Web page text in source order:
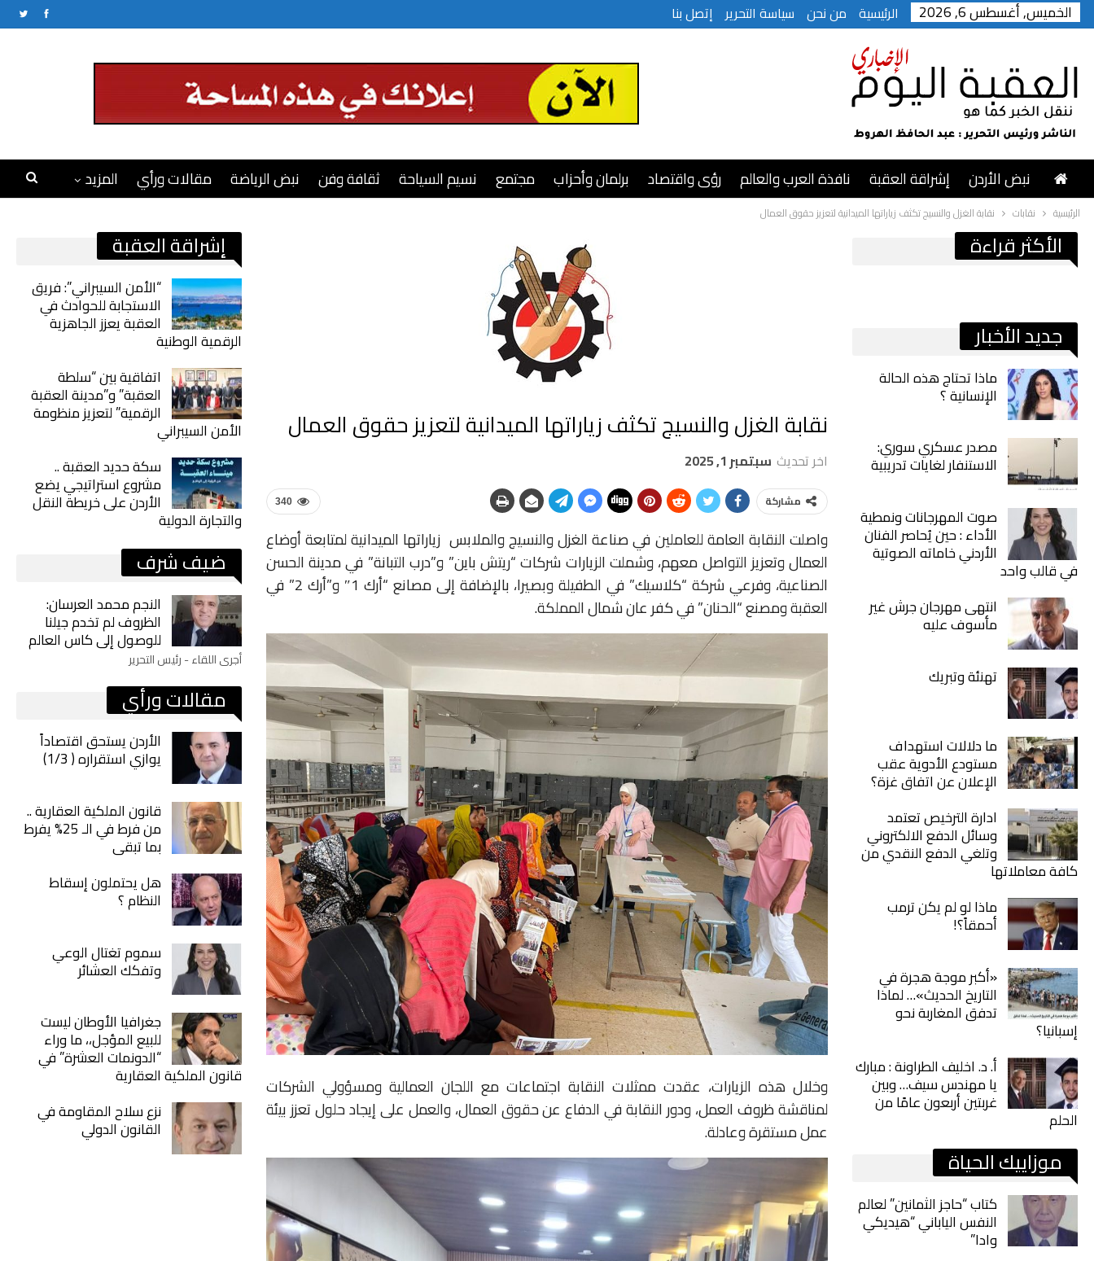
الخميس, أغسطس 6, 2026 الرئيسية من نحن سياسة التحرير إتصل بنا
نبض الأردن إشراقة العقبة نافذة العرب والعالم رؤى واقتصاد برلمان وأحزاب مجتمع نسيم السياحة ثقافة وفن نبض الرياضة مقالات ورأي المزيد
الرئيسية نقابات نقابة الغزل والنسيج تكثف زياراتها الميدانية لتعزيز حقوق العمال
نقابة الغزل والنسيج تكثف زياراتها الميدانية لتعزيز حقوق العمال
اخر تحديث سبتمبر 1, 2025
340 مشاركة
واصلت النقابة العامة للعاملين في صناعة الغزل والنسيج والملابس زياراتها الميدانية لمتابعة أوضاع
العمال وتعزيز التواصل معهم، وشملت الزيارات شركات “ريتش باين” و”درب التبانة” في مدينة الحسن
الصناعية، وفرعي شركة “كلاسيك” في الطفيلة وبصيرا، بالإضافة إلى مصانع “أرك 1″ و”أرك 2” في
العقبة ومصنع “الحنان” في كفر عان شمال المملكة.
وخلال هذه الزيارات، عقدت ممثلات النقابة اجتماعات مع اللجان العمالية ومسؤولي الشركات
لمناقشة ظروف العمل، ودور النقابة في الدفاع عن حقوق العمال، والعمل على إيجاد حلول تعزز بيئة
عمل مستقرة وعادلة.
إشراقة العقبة
“الأمن السيبراني”: فريق
الاستجابة للحوادث في
العقبة يعزز الجاهزية
الرقمية الوطنية
اتفاقية بين “سلطة
العقبة” و”مدينة العقبة
الرقمية” لتعزيز منظومة
الأمن السيبراني
سكة حديد العقبة ..
مشروع استراتيجي يضع
الأردن على خريطة النقل
والتجارة الدولية
ضيف شرف
النجم محمد العرسان:
الظروف لم تخدم جيلنا
للوصول إلى كاس العالم
أجرى اللقاء - رئيس التحرير
مقالات ورأي
الأردن يستحق اقتصاداً
يوازي استقراره ( 1/3)
قانون الملكية العقارية ..
من فرط في الـ 25% يفرط
بما تبقى
هل يحتملون إسقاط
النظام ؟
سموم تغتال الوعي
وتفكك العشائر
جغرافيا الأوطان ليست
للبيع المؤجل،، ما وراء
“الدونمات العشرة” في
قانون الملكية العقارية
نزع سلاح المقاومة في
القانون الدولي
الأكثر قراءة
جديد الأخبار
ماذا تحتاج هذه الحالة
الإنسانية ؟
مصدر عسكري سوري:
الاستنفار لغايات تدريبية
صوت المهرجانات ونمطية
الأداء : حين يُحاصر الفنان
الأردني خاماته الصوتية
في قالب واحد
انتهى مهرجان جرش غير
مأسوف عليه
تهنئة وتبريك
ما دلالات استهداف
مستودع الأدوية عقب
الإعلان عن اتفاق غزة؟
ادارة الترخيص تعتمد
وسائل الدفع الالكتروني
وتلغي الدفع النقدي من
كافة معاملاتها
ماذا لو لم يكن ترمب
أحمقاً؟!
«أكبر موجة هجرة في
التاريخ الحديث»… لماذا
تدفق المغاربة نحو
إسبانيا؟
أ. د. اخليف الطراونة : مبارك
يا مهندس سيف… وبين
غربتين أربعون عامًا من
الحلم
موزاييك الحياة
كتاب “حاجز الثمانين” لعالم
النفس الياباني “هيديكي
وادا”